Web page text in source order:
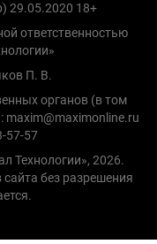
29.05.2020 18+
ответственностью
П. В.
органов (в том
maxim@maximonline.ru
57-57
Технологии», 2026.
без разрешения